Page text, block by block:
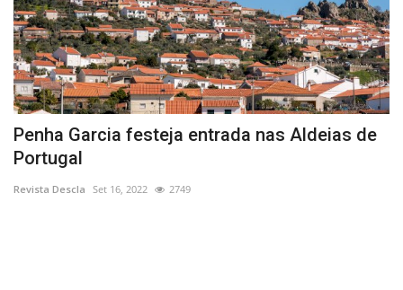
Penha Garcia festeja entrada nas Aldeias de
Portugal
Revista Descla Set 16, 2022 2749